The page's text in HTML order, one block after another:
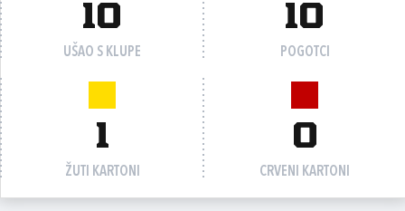
10
UŠAO S KLUPE
10
POGOTCI
1
ŽUTI KARTONI
0
CRVENI KARTONI